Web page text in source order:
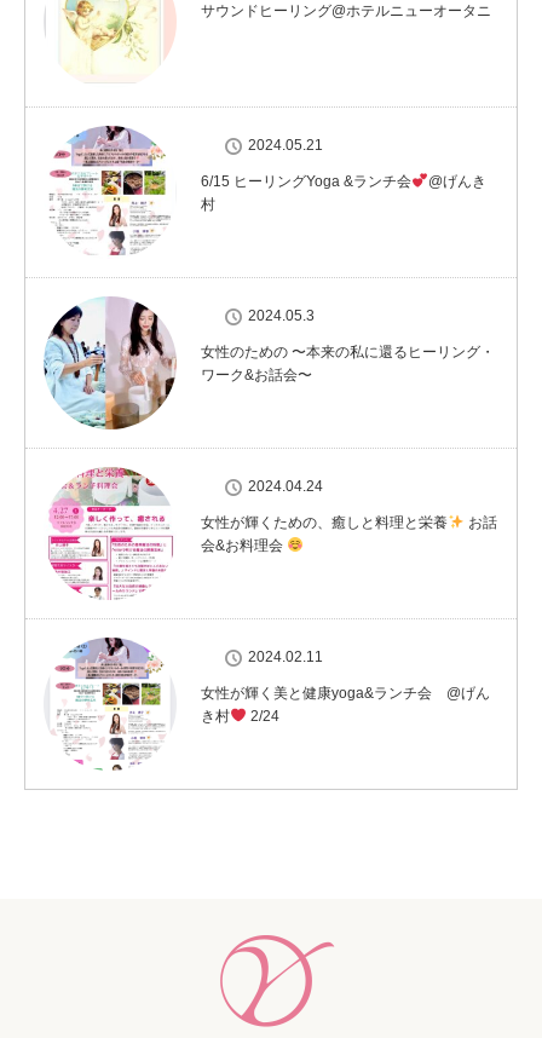
サウンドヒーリング@ホテルニューオータニ
2024.05.21
6/15 ヒーリングYoga &ランチ会
@げんき
村
2024.05.3
女性のための 〜本来の私に還るヒーリング・
ワーク&お話会〜
2024.04.24
女性が輝くための、癒しと料理と栄養
お話
会&お料理会
2024.02.11
女性が輝く美と健康yoga&ランチ会 @げん
き村
2/24